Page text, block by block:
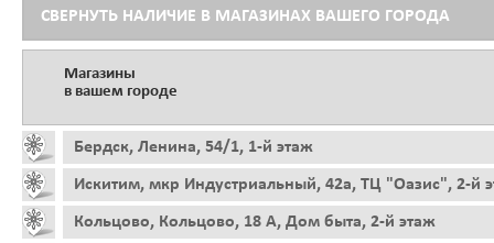
СВЕРНУТЬ НАЛИЧИЕ В МАГАЗИНАХ ВАШЕГО ГОРОДА
Магазины
в вашем городе
Бердск, Ленина, 54/1, 1-й этаж
Искитим, мкр Индустриальный, 42а, ТЦ "Оазис", 2-й
Кольцово, Кольцово, 18 А, Дом быта, 2-й этаж